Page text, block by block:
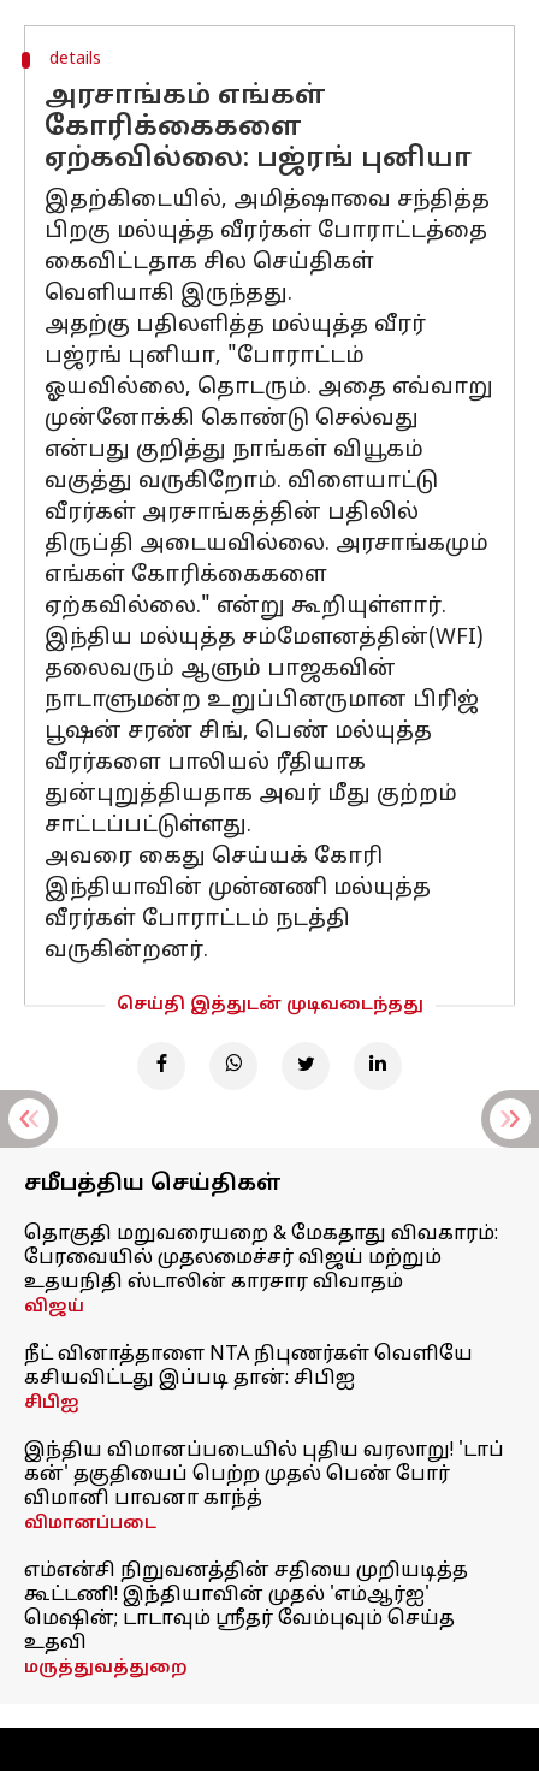
details
அரசாங்கம் எங்கள்
கோரிக்கைகளை
ஏற்கவில்லை: பஜ்ரங் புனியா
இதற்கிடையில், அமித்ஷாவை சந்தித்த
பிறகு மல்யுத்த வீரர்கள் போராட்டத்தை
கைவிட்டதாக சில செய்திகள்
வெளியாகி இருந்தது.
அதற்கு பதிலளித்த மல்யுத்த வீரர்
பஜ்ரங் புனியா, "போராட்டம்
ஓயவில்லை, தொடரும். அதை எவ்வாறு
முன்னோக்கி கொண்டு செல்வது
என்பது குறித்து நாங்கள் வியூகம்
வகுத்து வருகிறோம். விளையாட்டு
வீரர்கள் அரசாங்கத்தின் பதிலில்
திருப்தி அடையவில்லை. அரசாங்கமும்
எங்கள் கோரிக்கைகளை
ஏற்கவில்லை." என்று கூறியுள்ளார்.
இந்திய மல்யுத்த சம்மேளனத்தின்(WFI)
தலைவரும் ஆளும் பாஜகவின்
நாடாளுமன்ற உறுப்பினருமான பிரிஜ்
பூஷன் சரண் சிங், பெண் மல்யுத்த
வீரர்களை பாலியல் ரீதியாக
துன்புறுத்தியதாக அவர் மீது குற்றம்
சாட்டப்பட்டுள்ளது.
அவரை கைது செய்யக் கோரி
இந்தியாவின் முன்னணி மல்யுத்த
வீரர்கள் போராட்டம் நடத்தி
வருகின்றனர்.
செய்தி இத்துடன் முடிவடைந்தது
சமீபத்திய செய்திகள்
தொகுதி மறுவரையறை & மேகதாது விவகாரம்:
பேரவையில் முதலமைச்சர் விஜய் மற்றும்
உதயநிதி ஸ்டாலின் காரசார விவாதம்
விஜய்
நீட் வினாத்தாளை NTA நிபுணர்கள் வெளியே
கசியவிட்டது இப்படி தான்: சிபிஐ
சிபிஐ
இந்திய விமானப்படையில் புதிய வரலாறு! 'டாப்
கன்' தகுதியைப் பெற்ற முதல் பெண் போர்
விமானி பாவனா காந்த்
விமானப்படை
எம்என்சி நிறுவனத்தின் சதியை முறியடித்த
கூட்டணி! இந்தியாவின் முதல் 'எம்ஆர்ஐ'
மெஷின்; டாடாவும் ஸ்ரீதர் வேம்புவும் செய்த
உதவி
மருத்துவத்துறை